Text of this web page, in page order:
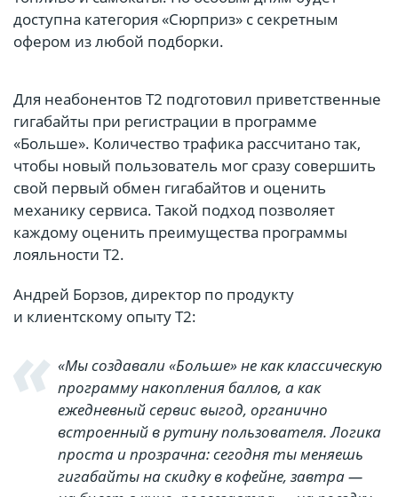
доступна категория «Сюрприз» с секретным
офером из любой подборки.
Для неабонентов Т2 подготовил приветственные
гигабайты при регистрации в программе
«Больше». Количество трафика рассчитано так,
чтобы новый пользователь мог сразу совершить
свой первый обмен гигабайтов и оценить
механику сервиса. Такой подход позволяет
каждому оценить преимущества программы
лояльности Т2.
Андрей Борзов, директор по продукту
и клиентскому опыту T2:
«Мы создавали «Больше» не как классическую
программу накопления баллов, а как
ежедневный сервис выгод, органично
встроенный в рутину пользователя. Логика
проста и прозрачна: сегодня ты меняешь
гигабайты на скидку в кофейне, завтра —